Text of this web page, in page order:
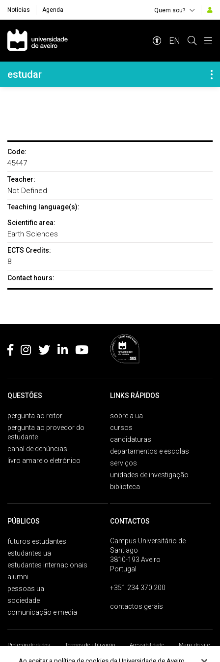
Notícias Agenda Quem sou?
Navegação Principal
EN
Navegação Lateral
estudar
Code:
45447
Teacher:
Not Defined
Teaching language(s):
Scientific area:
Earth Sciences
ECTS Credits:
8
Contact hours:
QUESTÕES
pergunta ao reitor
pergunta ao provedor do
estudante
canal de denúncias
livro amarelo eletrónico
LINKS RÁPIDOS
sobre a ua
cursos
candidaturas
departamentos e escolas
serviços
unidades de investigação
biblioteca
PÚBLICOS
futuros estudantes
estudantes ua
estudantes internacionais
alumni
pessoas ua
sociedade
comunicação e media
CONTACTOS
Campus Universitário de
Santiago
3810-193 Aveiro
Portugal
+351 234 370 200
contactos gerais
Proteção de dados Termos de utilização Acessibilidade
Mapa do site
Universidade de Aveiro 2026